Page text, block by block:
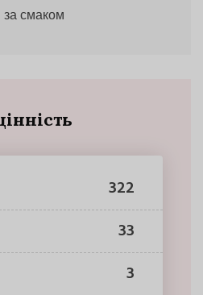
за смаком
322
33
3